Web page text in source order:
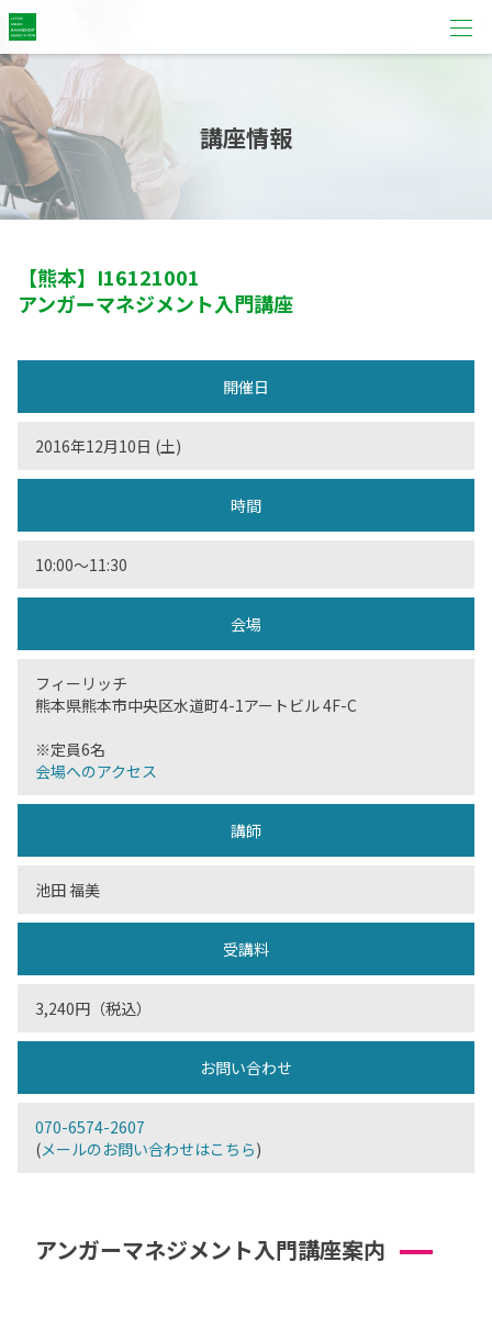
講座情報
【熊本】 I16121001
アンガーマネジメント入門講座
開催日
2016年12月10日 (土)
時間
10:00〜11:30
会場
フィーリッチ
熊本県熊本市中央区水道町4-1アートビル 4F-C
※定員6名
会場へのアクセス
講師
池田 福美
受講料
3,240円（税込）
お問い合わせ
070-6574-2607
(メールのお問い合わせはこちら)
アンガーマネジメント入門講座案内